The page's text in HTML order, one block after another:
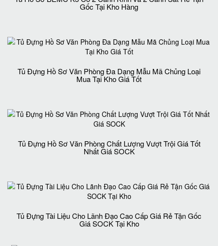
Gốc Tại Kho Hàng
Tủ Đựng Hồ Sơ Văn Phòng Đa Dạng Mẫu Mã Chủng Loại
Mua Tại Kho Giá Tốt
Tủ Đựng Hồ Sơ Văn Phòng Chất Lượng Vượt Trội Giá Tốt
Nhất Giá SOCK
Tủ Đựng Tài Liệu Cho Lãnh Đạo Cao Cấp Giá Rẻ Tận Gốc
Giá SOCK Tại Kho